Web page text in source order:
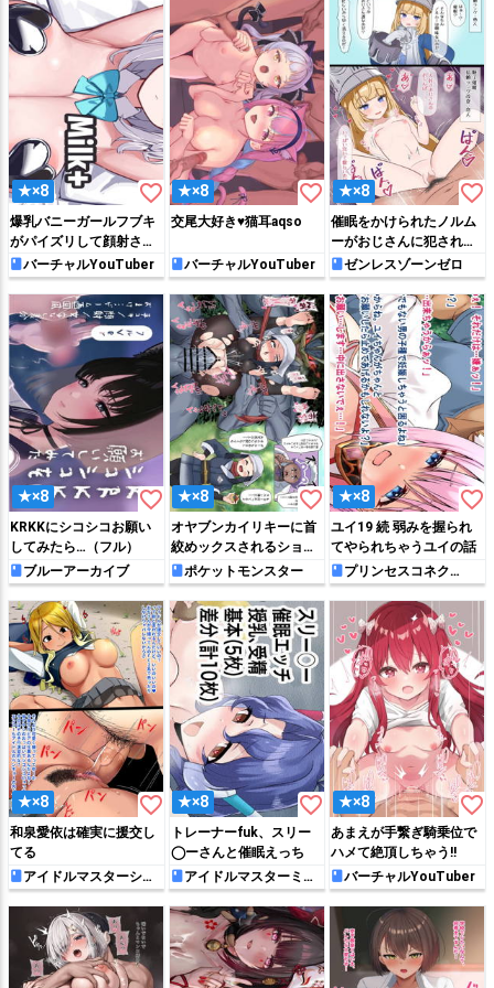
★×8 favorite_border
爆乳バニーガールフブキ
がパイズリして顔射され
ちゃう!!
バーチャルYouTuber
★×8 favorite_border
交尾大好き♥猫耳aqso
バーチャルYouTuber
★×8 favorite_border
催眠をかけられたノルム
ーがおじさんに犯されて
即堕ちしちゃう♡
ゼンレスゾーンゼロ
★×8 favorite_border
KRKKにシコシコお願い
してみたら…（フル）
ブルーアーカイブ
★×8 favorite_border
オヤブンカイリキーに首
絞めックスされるショウ
ちゃん
ポケットモンスター
★×8 favorite_border
ユイ19 続 弱みを握られ
てやられちゃうユイの話
プリンセスコネク
ト!Re:Dive
★×8 favorite_border
和泉愛依は確実に援交し
てる
アイドルマスターシャ
イニーカラーズ
★×8 favorite_border
トレーナーfuk、スリー
◯ーさんと催眠えっち
アイドルマスターミリ
オンライブ!
★×8 favorite_border
あまえが手繋ぎ騎乗位で
ハメて絶頂しちゃう!!
バーチャルYouTuber